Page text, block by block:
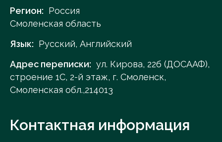
Регион: Россия
Смоленская область
Язык: Русский, Английский
Адрес переписки: ул. Кирова, 22б (ДОСААФ),
строение 1С, 2-й этаж, г. Смоленск,
Смоленская обл.,214013
Контактная информация